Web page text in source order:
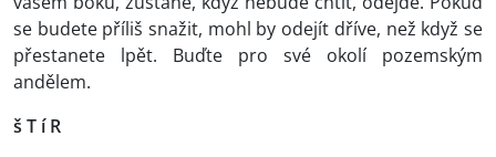
se budete příliš snažit, mohl by odejít dříve, než když se
přestanete lpět. Buďte pro své okolí pozemským
andělem.
š T í R